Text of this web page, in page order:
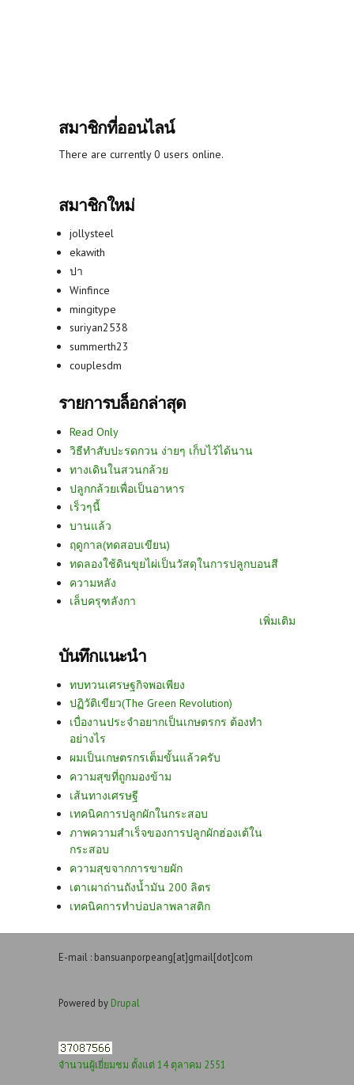
สมาชิกที่ออนไลน์
There are currently 0 users online.
สมาชิกใหม่
jollysteel
ekawith
ปา
Winfince
mingitype
suriyan2538
summerth23
couplesdm
รายการบล็อกล่าสุด
Read Only
วิธีทำสับปะรดกวน ง่ายๆ เก็บไว้ได้นาน
ทางเดินในสวนกล้วย
ปลูกกล้วยเพื่อเป็นอาหาร
เร็วๆนี้
บานแล้ว
ฤดูกาล(ทดสอบเขียน)
ทดลองใช้ดินขุยไผ่เป็นวัสดุในการปลูกบอนสี
ความหลัง
เล็บครุฑลังกา
เพิ่มเติม
บันทึกแนะนำ
ทบทวนเศรษฐกิจพอเพียง
ปฏิวัติเขียว(The Green Revolution)
เบื่องานประจำอยากเป็นเกษตรกร ต้องทำ
อย่างไร
ผมเป็นเกษตรกรเต็มขั้นแล้วครับ
ความสุขที่ถูกมองข้าม
เส้นทางเศรษฐี
เทคนิคการปลูกผักในกระสอบ
ภาพความสำเร็จของการปลูกผักฮ่องเต้ใน
กระสอบ
ความสุขจากการขายผัก
เตาเผาถ่านถังน้ำมัน 200 ลิตร
เทคนิคการทำบ่อปลาพลาสติก
E-mail : bansuanporpeang[at]gmail[dot]com
Powered by Drupal
จำนวนผู้เยี่ยมชม ตั้งแต่ 14 ตุลาคม 2551